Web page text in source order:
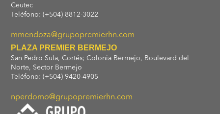
Ceutec
Teléfono: (+504) 8812-3022
mmendoza@grupopremierhn.com
PLAZA PREMIER BERMEJO
San Pedro Sula, Cortés; Colonia Bermejo, Boulevard del
Norte, Sector Bermejo
Teléfono: (+504) 9420-4905
nperdomo@grupopremierhn.com